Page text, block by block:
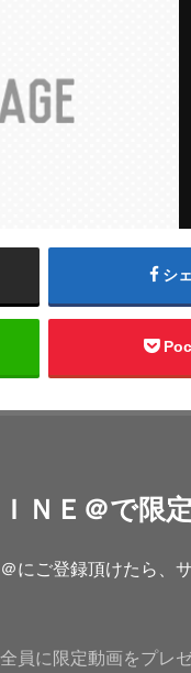
シ
ＩＮＥ＠で限
にご登録頂けたら、
員に限定動画をプレ